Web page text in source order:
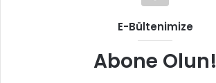
E-Bültenimize
Abone Olun!